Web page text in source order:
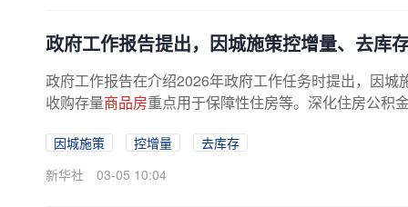
政府工作报告提出，因城施策控增量、去库
政府工作报告在介绍2026年政府工作任务时提出，因
收购存量商品房重点用于保障性住房等。深化住房公积
因城施策 控增量
去库存
新华社
03-05 10:04